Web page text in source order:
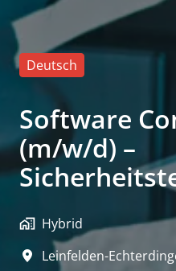
Deutsch
Software
(m/w/d) –
Hybrid
Leinfelden-